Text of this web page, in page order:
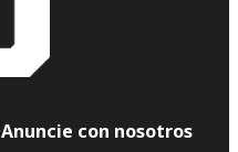
Anuncie con nosotros